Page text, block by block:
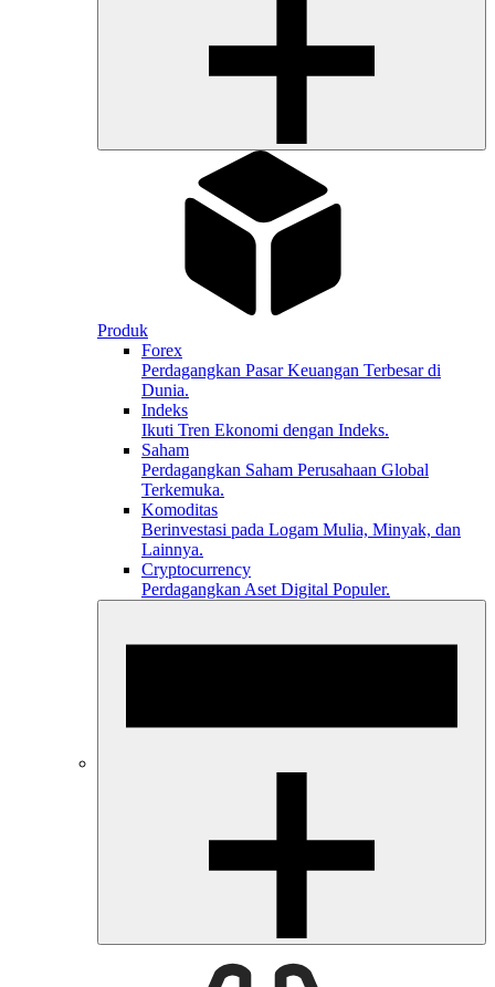
Produk
Forex
Perdagangkan Pasar Keuangan Terbesar di
Dunia.
Indeks
Ikuti Tren Ekonomi dengan Indeks.
Saham
Perdagangkan Saham Perusahaan Global
Terkemuka.
Komoditas
Berinvestasi pada Logam Mulia, Minyak, dan
Lainnya.
Cryptocurrency
Perdagangkan Aset Digital Populer.